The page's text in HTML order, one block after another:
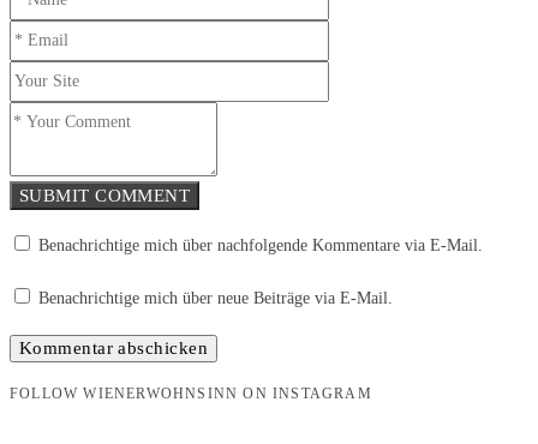
SUBMIT COMMENT
Benachrichtige mich über nachfolgende Kommentare via E-Mail.
Benachrichtige mich über neue Beiträge via E-Mail.
FOLLOW WIENERWOHNSINN ON INSTAGRAM